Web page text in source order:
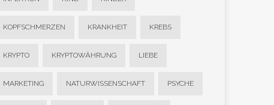
KOPFSCHMERZEN KRANKHEIT KREBS
KRYPTO KRYPTOWÄHRUNG LIEBE
MARKETING NATURWISSENSCHAFT PSYCHE